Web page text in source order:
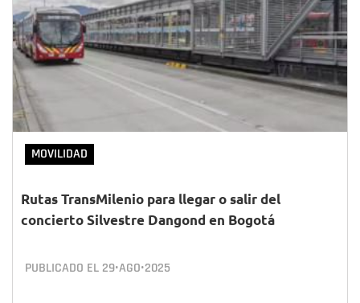
MOVILIDAD
Rutas TransMilenio para llegar o salir del
concierto Silvestre Dangond en Bogotá
PUBLICADO EL 29•AGO•2025